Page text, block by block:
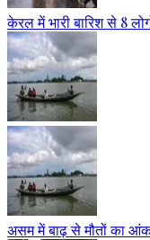
केरल में भारी बारिश से 8
असम में बाढ़ से मौतों का